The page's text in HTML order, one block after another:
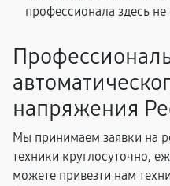
профессионала здесь не
напряжения
Мы принимаем заявки на
техники круглосуточно,
можете привезти нам